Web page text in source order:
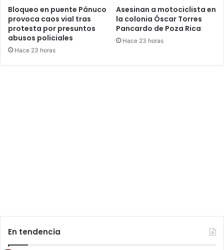
Bloqueo en puente Pánuco
provoca caos vial tras
protesta por presuntos
abusos policiales
Hace 23 horas
Asesinan a motociclista en
la colonia Óscar Torres
Pancardo de Poza Rica
Hace 23 horas
En tendencia